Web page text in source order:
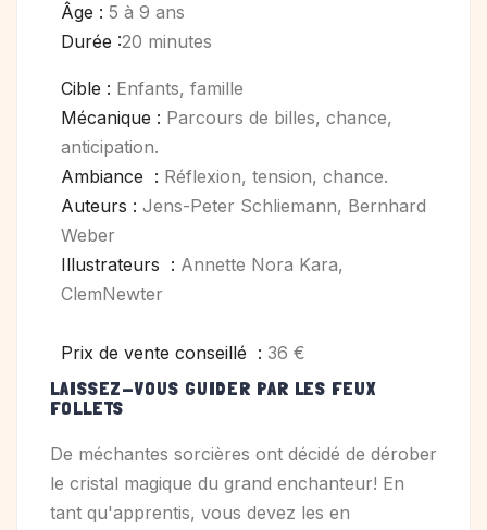
Âge : 5 à 9 ans
Durée :20 minutes
Cible : Enfants, famille
Mécanique : Parcours de billes, chance,
anticipation.
Ambiance : Réflexion, tension, chance.
Auteurs : Jens-Peter Schliemann, Bernhard
Weber
Illustrateurs : Annette Nora Kara,
ClemNewter
Prix de vente conseillé : 36 €
LAISSEZ-VOUS GUIDER PAR LES FEUX
FOLLETS
De méchantes sorcières ont décidé de dérober
le cristal magique du grand enchanteur! En
tant qu'apprentis, vous devez les en